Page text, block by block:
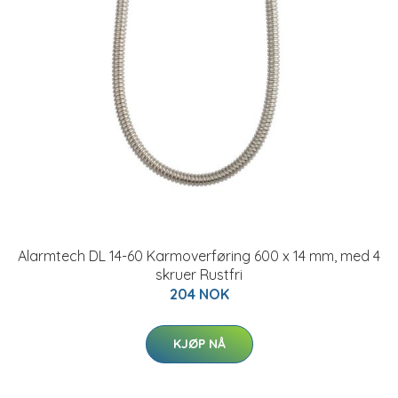
Alarmtech DL 14-60 Karmoverføring 600 x 14 mm, med 4
skruer Rustfri
204 NOK
KJØP NÅ